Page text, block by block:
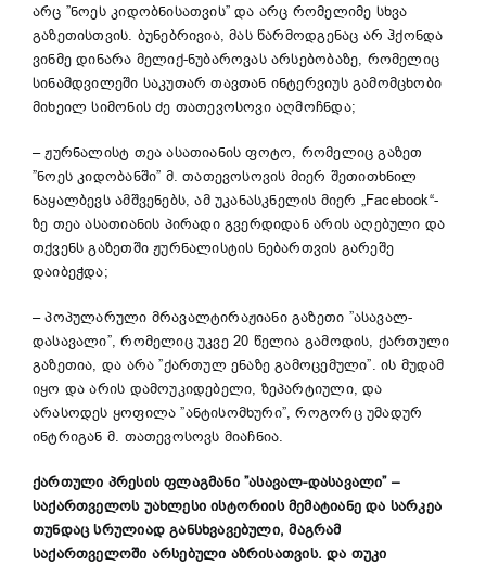
არც ”ნოეს კიდობნისათვის” და არც რომელიმე სხვა
გაზეთისთვის. ბუნებრივია, მას წარმოდგენაც არ ჰქონდა
ვინმე დინარა მელიქ-ნუბაროვას არსებობაზე, რომელიც
სინამდვილეში საკუთარ თავთან ინტერვიუს გამომცხობი
მიხეილ სიმონის ძე თათევოსოვი აღმოჩნდა;
– ჟურნალისტ თეა ასათიანის ფოტო, რომელიც გაზეთ
”ნოეს კიდობანში” მ. თათევოსოვის მიერ შეთითხნილ
ნაყალბევს ამშვენებს, ამ უკანასკნელის მიერ „Facebook“-
ზე თეა ასათიანის პირადი გვერდიდან არის აღებული და
თქვენს გაზეთში ჟურნალისტის ნებართვის გარეშე
დაიბეჭდა;
– პოპულარული მრავალტირაჟიანი გაზეთი ”ასავალ-
დასავალი”, რომელიც უკვე 20 წელია გამოდის, ქართული
გაზეთია, და არა ”ქართულ ენაზე გამოცემული”. ის მუდამ
იყო და არის დამოუკიდებელი, ზეპარტიული, და
არასოდეს ყოფილა ”ანტისომხური”, როგორც უმადურ
ინტრიგან მ. თათევოსოვს მიაჩნია.
ქართული პრესის ფლაგმანი ”ასავალ-დასავალი” –
საქართველოს უახლესი ისტორიის მემატიანედა სარკეა
თუნდაც სრულიად განსხვავებული, მაგრამ
საქართველოში არსებული აზრისათვის. და თუკი